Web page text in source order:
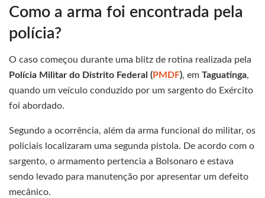
Como a arma foi encontrada pela
polícia?
O caso começou durante uma blitz de rotina realizada pela
Polícia Militar do Distrito Federal (PMDF), em Taguatinga,
quando um veículo conduzido por um sargento do Exército
foi abordado.
Segundo a ocorrência, além da arma funcional do militar, os
policiais localizaram uma segunda pistola. De acordo com o
sargento, o armamento pertencia a Bolsonaro e estava
sendo levado para manutenção por apresentar um defeito
mecânico.